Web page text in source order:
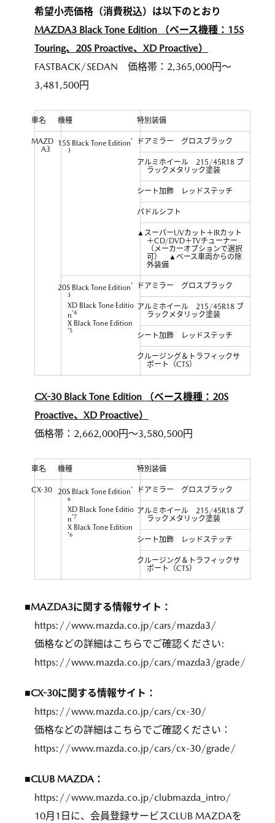
希望小売価格（消費税込）は以下のとおり
MAZDA3 Black Tone Edition （ベース機種：15S
Touring、20S Proactive、XD Proactive）
FASTBACK/SEDAN 価格帯：2,365,000円～
3,481,500円
車名 機種 特別装備
MAZD
A3
15S Black Tone Edition*
3
ドアミラー グロスブラック
アルミホイール 215/45R18 ブ
ラックメタリック塗装
シート加飾 レッドステッチ
パドルシフト
▲スーパーUVカット＋IRカット
＋CD/DVD＋TVチューナー
（メーカーオプションで選択
可） ▲ベース車両からの除
外装備
20S Black Tone Edition*
3
XD Black Tone Editio
n*4
X Black Tone Edition
*5
ドアミラー グロスブラック
アルミホイール 215/45R18 ブ
ラックメタリック塗装
シート加飾 レッドステッチ
クルージング＆トラフィックサ
ポート（CTS）
CX-30 Black Tone Edition （ベース機種：20S
Proactive、XD Proactive）
価格帯：2,662,000円～3,580,500円
車名 機種 特別装備
CX-30 20S Black Tone Edition*
6
XD Black Tone Editio
n*7
X Black Tone Edition
*6
ドアミラー グロスブラック
アルミホイール 215/45R18 ブ
ラックメタリック塗装
シート加飾 レッドステッチ
クルージング＆トラフィックサ
ポート（CTS）
■MAZDA3に関する情報サイト：
https://www.mazda.co.jp/cars/mazda3/
価格などの詳細はこちらでご確認ください:
https://www.mazda.co.jp/cars/mazda3/grade/
■CX-30に関する情報サイト：
https://www.mazda.co.jp/cars/cx-30/
価格などの詳細はこちらでご確認ください：
https://www.mazda.co.jp/cars/cx-30/grade/
■CLUB MAZDA：
https://www.mazda.co.jp/clubmazda_intro/
10月1日に、会員登録サービスCLUB MAZDAを